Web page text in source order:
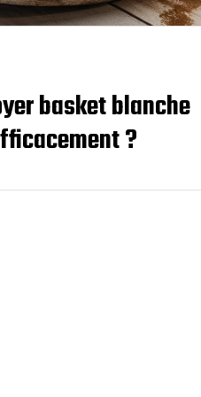
basket blanche
?